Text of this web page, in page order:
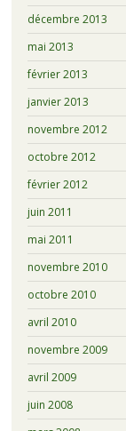
décembre 2013
mai 2013
février 2013
janvier 2013
novembre 2012
octobre 2012
février 2012
juin 2011
mai 2011
novembre 2010
octobre 2010
avril 2010
novembre 2009
avril 2009
juin 2008